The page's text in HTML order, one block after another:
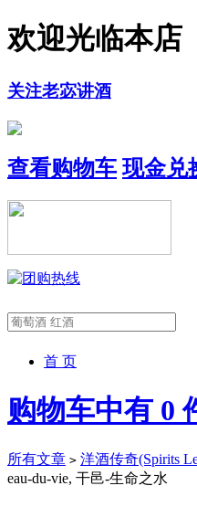
欢迎光临本
关注老宓讲酒
查看购物车 现金兑
首 页
购物车中有 0
所有文章 > 洋酒传奇(Spirits
eau-du-vie, 干邑-生命之水